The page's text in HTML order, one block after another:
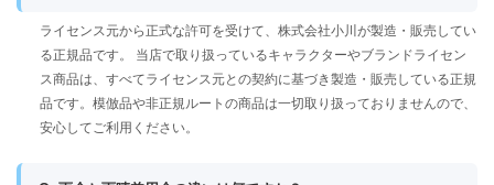
ライセンス元から正式な許可を受けて、株式会社小川が製造・販売してい
る正規品です。 当店で取り扱っているキャラクターやブランドライセン
ス商品は、すべてライセンス元との契約に基づき製造・販売している正規
品です。模倣品や非正規ルートの商品は一切取り扱っておりませんので、
安心してご利用ください。